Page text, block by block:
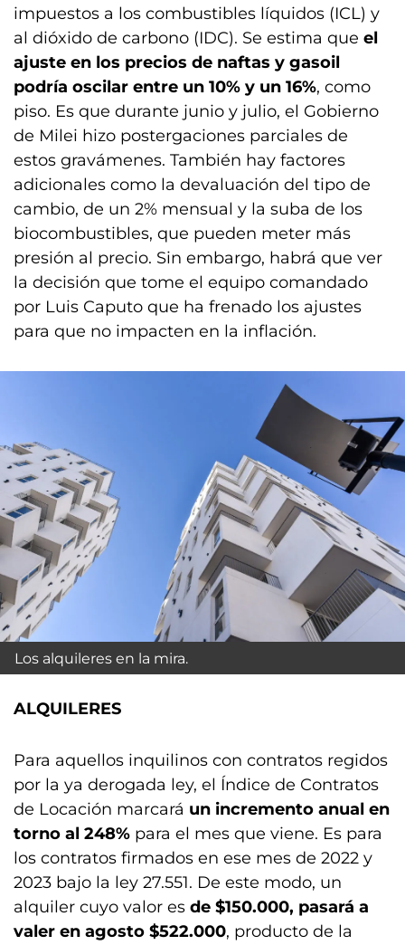
impuestos a los combustibles líquidos (ICL) y
al dióxido de carbono (IDC). Se estima que el
ajuste en los precios de naftas y gasoil
podría oscilar entre un 10% y un 16%, como
piso. Es que durante junio y julio, el Gobierno
de Milei hizo postergaciones parciales de
estos gravámenes. También hay factores
adicionales como la devaluación del tipo de
cambio, de un 2% mensual y la suba de los
biocombustibles, que pueden meter más
presión al precio. Sin embargo, habrá que ver
la decisión que tome el equipo comandado
por Luis Caputo que ha frenado los ajustes
para que no impacten en la inflación.
Los alquileres en la mira.
ALQUILERES
Para aquellos inquilinos con contratos regidos
por la ya derogada ley, el Índice de Contratos
de Locación marcará un incremento anual en
torno al 248% para el mes que viene. Es para
los contratos firmados en ese mes de 2022 y
2023 bajo la ley 27.551. De este modo, un
alquiler cuyo valor es de $150.000, pasará a
valer en agosto $522.000, producto de la